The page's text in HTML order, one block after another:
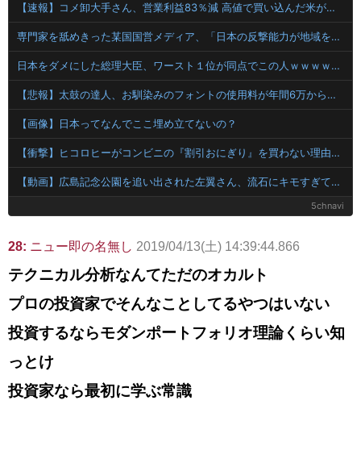
【速報】コメ卸大手さん、営業利益83％減 高値で買い込んだ米が売れず「損切り祭り」開幕へ
専門家を舐めきった某国国営メディア、「日本の反撃能力が地域を不安定化させている」というストーリーで番組制作を進めようとするも……
日本をダメにした総理大臣、ワースト１位が同点でこの人ｗｗｗｗｗｗ
【悲報】太鼓の達人、お馴染みのフォントの使用料が年間6万から年間320万になったので変更に
【画像】日本ってなんでここ埋め立てないの？
【衝撃】ヒコロヒーがコンビニの『割引おにぎり』を買わない理由がこちらｗｗｗｗ
【動画】広島記念公園を追い出された左翼さん、流石にキモすぎて炎上
5chnavi
28: ニュー即の名無し 2019/04/13(土) 14:39:44.866
テクニカル分析なんてただのオカルト
プロの投資家でそんなことしてるやつはいない
投資するならモダンポートフォリオ理論くらい知
っとけ
投資家なら最初に学ぶ常識